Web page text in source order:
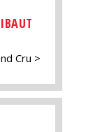
Cru